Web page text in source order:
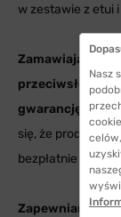
w zestawie z etui
Zamawiając w
gwarancję
się, że produkt nie
bezpłatnie
Zapewniamy
Nasz